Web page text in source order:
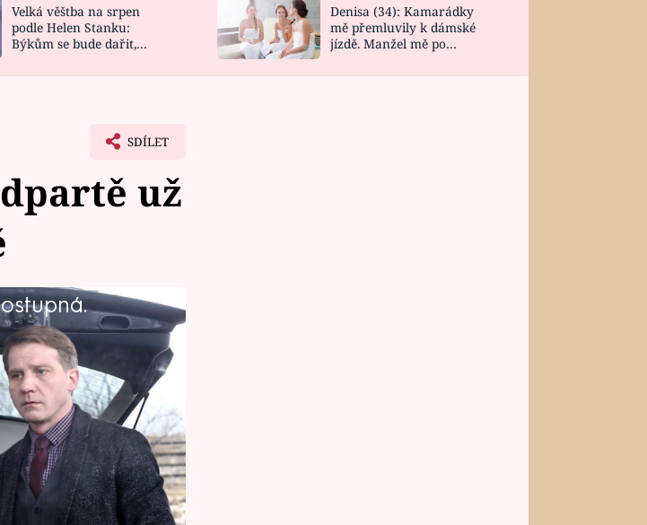
DESIGN
Velká věštba na srpen
podle Helen Stanku:
Býkům se bude dařit,
Denisa (34): Kamarádky
mě přemluvily k dámské
jízdě. Manžel mě po
SDÍLET
už
ale přišel
neděli?